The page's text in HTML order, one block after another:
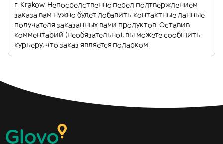
г. Krakow. Непосредственно перед подтверждением
заказа вам нужно будет добавить контактные данные
получателя заказанных вами продуктов. Оставив
комментарий (необязательно), вы можете сообщить
курьеру, что заказ является подарком.